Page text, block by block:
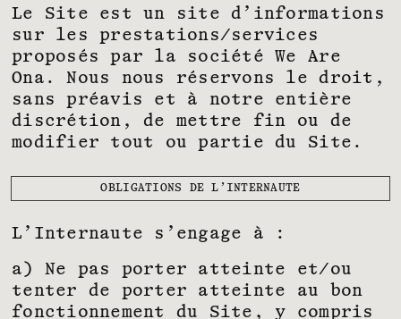
Le Site est un site d’informations
sur les prestations/services
proposés par la société We Are
Ona. Nous nous réservons le droit,
sans préavis et à notre entière
discrétion, de mettre fin ou de
modifier tout ou partie du Site.
OBLIGATIONS DE L’INTERNAUTE
L’Internaute s’engage à :
a) Ne pas porter atteinte et/ou
tenter de porter atteinte au bon
fonctionnement du Site, y compris